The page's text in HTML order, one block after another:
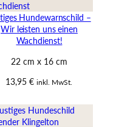
Hundewarnschild –
Wir leisten uns einen
Wachdienst!
22 cm x 16 cm
13,95€ inkl. MwSt.